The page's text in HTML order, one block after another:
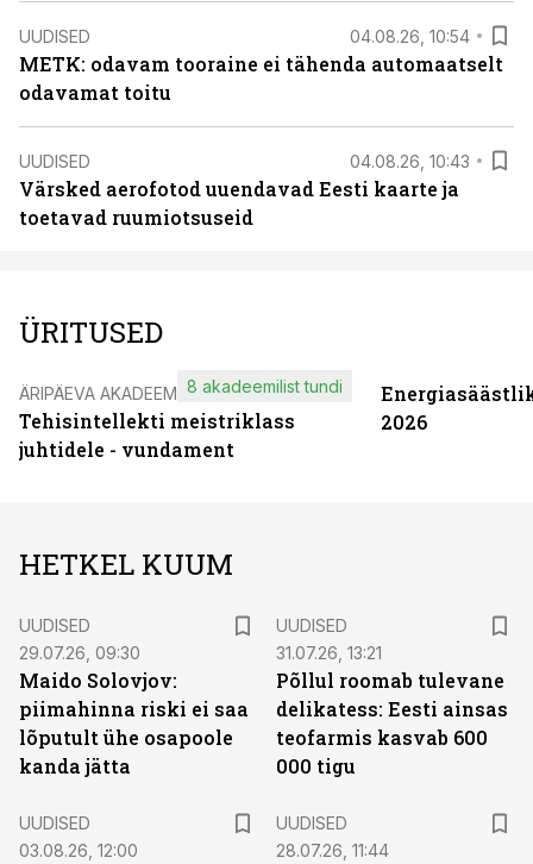
UUDISED 04.08.26, 10:54
METK: odavam tooraine ei tähenda automaatselt
odavamat toitu
UUDISED 04.08.26, 10:43
Värsked aerofotod uuendavad Eesti kaarte ja
toetavad ruumiotsuseid
ÜRITUSED
ÄRIPÄEVA AKADEEMIA
Tehisintellekti meistriklass
juhtidele - vundament
8 akadeemilist tundi
2026
HETKEL KUUM
UUDISED
29.07.26, 09:30
Maido Solovjov:
piimahinna riski ei saa
lõputult ühe osapoole
kanda jätta
UUDISED
31.07.26, 13:21
Põllul roomab tulevane
delikatess: Eesti ainsas
teofarmis kasvab 600
000 tigu
UUDISED
03.08.26, 12:00
UUDISED
28.07.26, 11:44